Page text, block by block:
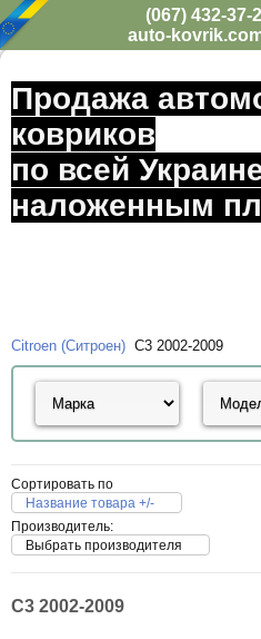
(067) 432-37-
auto-
Продажа
ковриков
по всей
наложенным
Citroen (Ситроен) C3 2002-2009
Сортировать по
Название товара +/-
Производитель:
Выбрать производителя
C3 2002-2009